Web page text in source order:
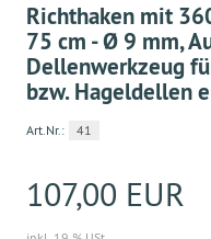
Richthaken mit
75 cm - Ø 9 mm,
Dellenwerkzeug
bzw. Hageldellen
Art.Nr.: 41
107,00 EUR